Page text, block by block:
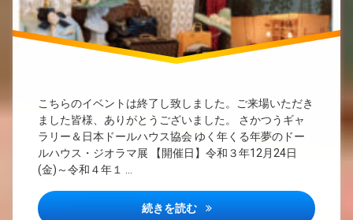
こちらのイベントは終了し致しました。ご来場いただき
ました皆様、ありがとうございました。 さかつうギャ
ラリー＆日本ドールハウス協会 ゆく年くる年夢のドー
ルハウス・ジオラマ展 【開催日】令和３年12月24日
(金)～令和４年１ …
続きを読む ゆく年くる年 夢のドールハウ